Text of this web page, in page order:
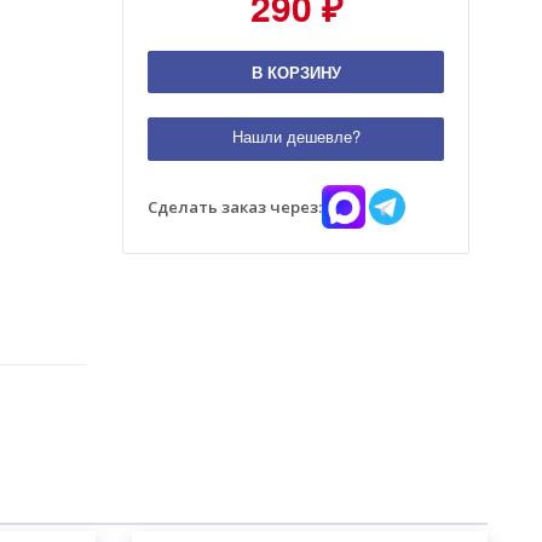
В КОРЗИНУ
Нашли дешевле?
Сделать заказ через: